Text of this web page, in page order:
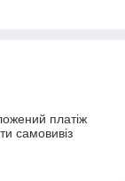
платіж
самовивіз